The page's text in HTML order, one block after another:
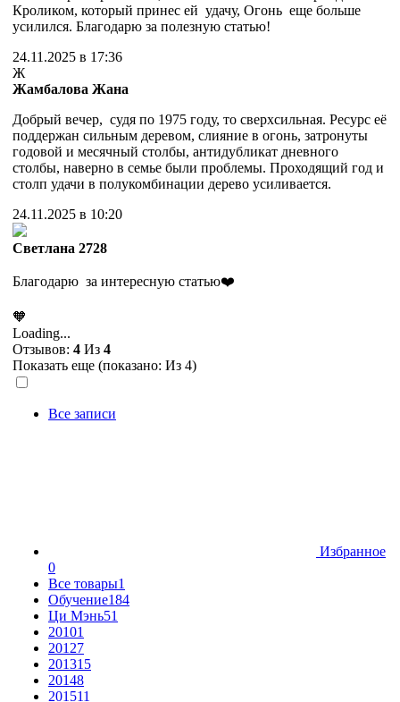
Кроликом, который принес ей удачу, Огонь еще больше
усилился. Благодарю за полезную статью!
24.11.2025 в 17:36
Ж
Жамбалова Жана
Добрый вечер, судя по 1975 году, то сверхсильная. Ресурс её
поддержан сильным деревом, слияние в огонь, затронуты
годовой и месячный столбы, антидубликат дневного
столбы, наверно в семье были проблемы. Проходящий год и
столп удачи в полукомбинации дерево усиливается.
24.11.2025 в 10:20
Cветлана 2728
Благодарю за интересную статью❤️
🧡
Loading...
Отзывов: 4 Из 4
Показать еще (показано: Из 4)
Все записи
Избранное
0
Все товары1
Обучение184
Ци Мэнь51
20101
20127
201315
20148
201511